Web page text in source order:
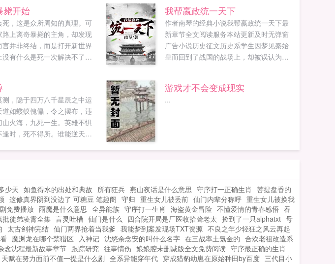
毙开始
死，这是众所周知的真理。可
路上离奇暴毙的主角，却发现
言并非终结，而是打开新世界
没有什么是死一次解决不了
未开放，需老书全订或着新
值）...
我帮嬴政统一天下
作者南琴的经典小说我帮嬴政统一天下最
新章节全文阅读服务本站更新及时无弹窗
广告小说历史征文历史系学生因梦见秦始
皇而回到了战国的战场上，却被误认为逃
擒长安君！以战功赢来秦王嬴政的私臣，
看我如何打压吕不韦，如何智斗嫪毐，如
测，隐于四万八千星辰之中运
道如蝼蚁傀儡，令之摆布，违
山火海，九死一生。英雄不惧
逢时，死不得所。谁能逆天改
品，质量保证，还请放心阅
流群8979813920331258PS
解，不雷可安心享用。下周五
保底五更！...
游戏才不会变成现实
...
少天 如鱼得水的出处和典故 所有狂兵 燕山夜话是什么意思 守序打一正确生肖 菩提盘香的
这修真界阴到没边了 可糖豆 笔趣阁 守归 重生女儿被丢前 仙门内辈分称呼 重生女儿被换我
免费播放 雨魔是什么意思 全异能族 守序打一生肖 海盗黄金冒险 不懂爱情的青春感悟 吞
批徒弟凌霄全集 言灵吐槽 仙门是什么 四合院开局是厂医收拾聋老太 捡到了一只alphatxt 母
太古剑神完结 仙门两界抢着当我爹 我能梦到案发现场TXT资源 不良之年少轻狂之风云再起
魔渊龙在哪个禁猎区 入神记 沈悠余念安的叫什么名字 在三战率土氪金的 合欢老祖改造系
念沈程最新故事章节 跟踪研究 往事情伤 娘娘腔未删减版全文免费阅读 守序最正确的生肖
天赋在努力面前不值一提是什么剧 全系异能穿年代 穿成猎豹幼崽在原始种田by百度 三代目小